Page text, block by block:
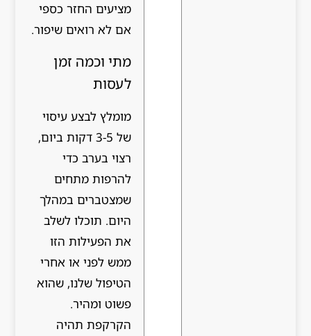
מציעים החזר כספי
אם לא רואים שיפור.
מתי וכמה זמן
לעסות
מומלץ לבצע עיסוי
של 3-5 דקות ביום,
רצוי בערב כדי
להרפות מתחים
שמצטברים במהלך
היום. תוכלו לשלב
את הפעילות הזו
ממש לפני או אחרי
הטיפול שלנו, שהוא
פשוט ומהיר.
הקרקפת תהיה